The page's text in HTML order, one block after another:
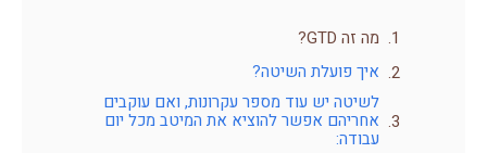
מה זה GTD?
איך פועלת השיטה?
לשיטה יש עוד מספר עקרונות, ואם עוקבים
אחריהם אפשר להוציא את המיטב מכל יום
עבודה: